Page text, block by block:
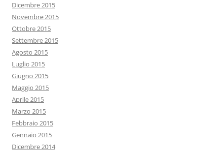
Dicembre 2015
Novembre 2015
Ottobre 2015
Settembre 2015
Agosto 2015
Luglio 2015
Giugno 2015
Maggio 2015
Aprile 2015
Marzo 2015
Febbraio 2015
Gennaio 2015
Dicembre 2014